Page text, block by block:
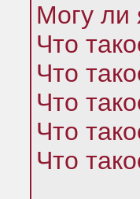
Могу ли
Что
Что
Что
Что
Что